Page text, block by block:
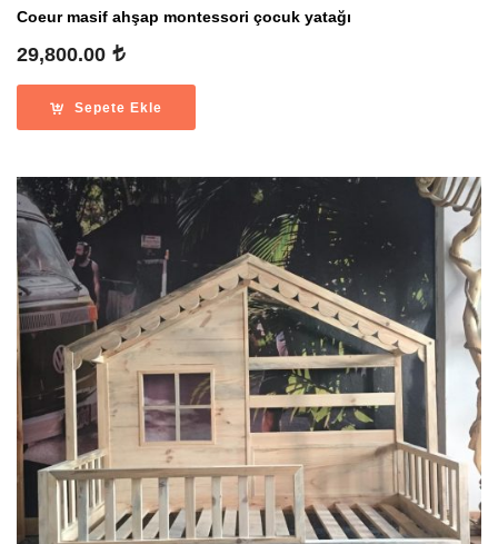
Coeur masif ahşap montessori çocuk yatağı
29,800.00
Sepete Ekle